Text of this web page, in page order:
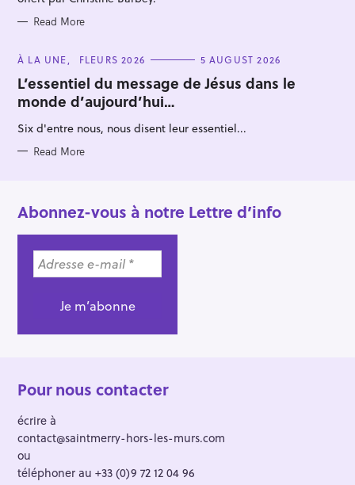
Read More
C
T
E
G
O
I
S
À LA UNE FLEURS 2026 5 AUGUST 2026
L’essentiel du message de Jésus dans le
monde d’aujourd’hui…
Six d'entre nous, nous disent leur essentiel...
Read More
Abonnez-vous à notre Lettre d’info
Pour nous contacter
écrire à
contact@saintmerry-hors-les-murs.com
ou
téléphoner au +33 (0)9 72 12 04 96
o
r